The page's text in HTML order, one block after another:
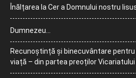
Înălțarea la Cer a Domnului nostru
Dumnezeu…
Recunoștință și binecuvântare
viață – din partea preoților Vicariatului